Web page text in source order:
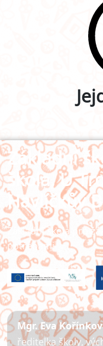
Základní
škola, U
Havlíčkův
Základní škola pro
potřebami
Mgr. Eva
ředitelka školy,